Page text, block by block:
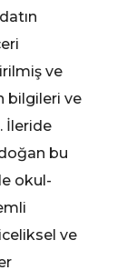
ve
bilgileri ve
İleride
bu
okul-
ve